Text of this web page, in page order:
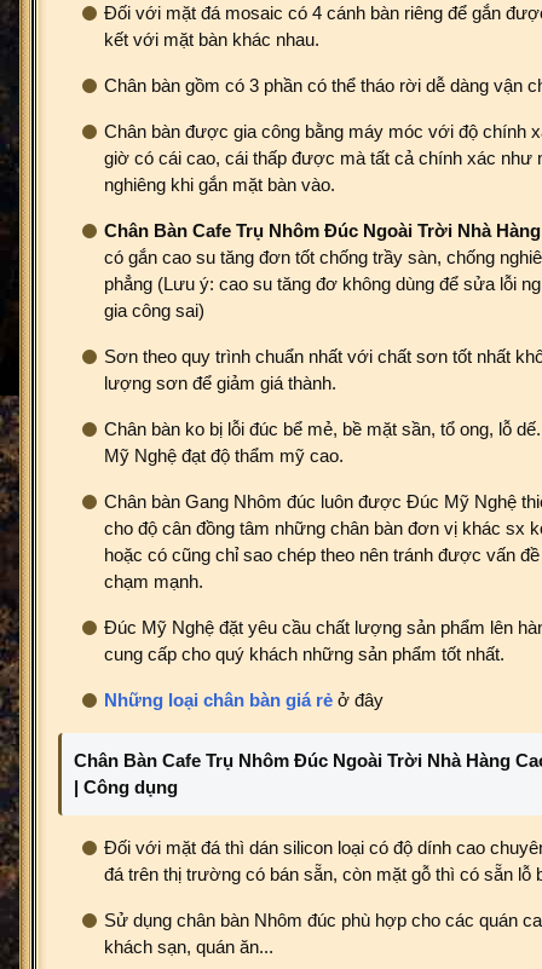
Đối với mặt đá mosaic có 4 cánh bàn riêng để gắn
kết với mặt bàn khác nhau.
Chân bàn gồm có 3 phần có thể tháo rời dễ dàng vận
Chân bàn được gia công bằng máy móc với độ chính
giờ có cái cao, cái thấp được mà tất cả chính xác như
nghiêng khi gắn mặt bàn vào.
Chân Bàn Cafe Trụ Nhôm Đúc Ngoài Trời Nhà
có gắn cao su tăng đơn tốt chống trầy sàn, chống
phẳng (Lưu ý: cao su tăng đơ không dùng để sửa lỗi
gia công sai)
Sơn theo quy trình chuẩn nhất với chất sơn tốt nhất
lượng sơn để giảm giá thành.
Chân bàn ko bị lỗi đúc bể mẻ, bề mặt sần, tổ ong, lỗ
Mỹ Nghệ đạt độ thẩm mỹ cao.
Chân bàn Gang Nhôm đúc luôn được Đúc Mỹ Nghệ
cho độ cân đồng tâm những chân bàn đơn vị khác sx
hoặc có cũng chỉ sao chép theo nên tránh được vấn
chạm mạnh.
Đúc Mỹ Nghệ đặt yêu cầu chất lượng sản phẩm lên
cung cấp cho quý khách những sản phẩm tốt nhất.
Những loại chân bàn giá rẻ ở đây
Chân Bàn Cafe Trụ Nhôm Đúc Ngoài Trời Nhà Hàng
| Công dụng
Đối với mặt đá thì dán silicon loại có độ dính cao
đá trên thị trường có bán sẵn, còn mặt gỗ thì có sẵn lỗ
Sử dụng chân bàn Nhôm đúc phù hợp cho các quán
khách sạn, quán ăn...